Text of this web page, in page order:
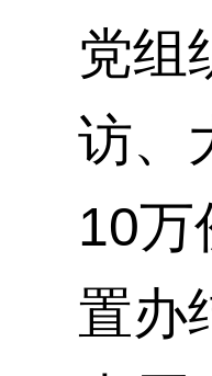
党组
访、
10万
置办